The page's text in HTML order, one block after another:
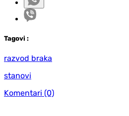
Tagovi :
razvod braka
stanovi
Komentari (0)